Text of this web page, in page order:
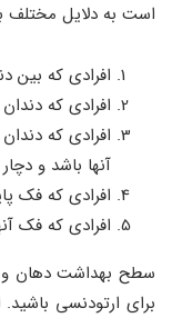
است به دلایل مختلف
افرادی که بین
افرادی که
افرادی که
آنها باشد و
افرادی که فک
افرادی که فک
سطح بهداشت دهان و
برای ارتودنسی باشید.